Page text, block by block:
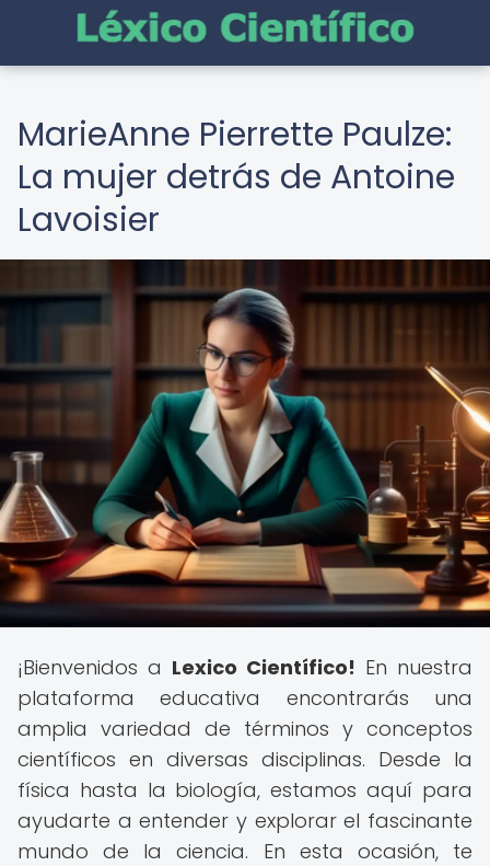
MarieAnne Pierrette Paulze:
La mujer detrás de Antoine
Lavoisier
¡Bienvenidos a Lexico Científico! En nuestra
plataforma educativa encontrarás una
amplia variedad de términos y conceptos
científicos en diversas disciplinas. Desde la
física hasta la biología, estamos aquí para
ayudarte a entender y explorar el fascinante
mundo de la ciencia. En esta ocasión, te